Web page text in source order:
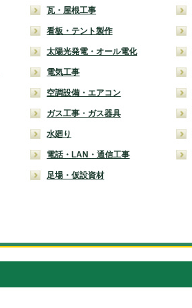
瓦・屋根工事
看板・テント製作
太陽光発電・オール電化
電気工事
空調設備・エアコン
ガス工事・ガス器具
水廻り
電話・LAN・通信工事
足場・仮設資材